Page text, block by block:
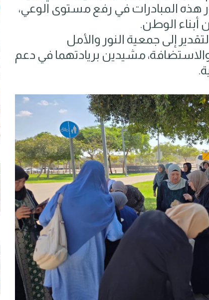
هذه المبادرات في رفع مستوى الوعي،
أبناء الوطن.
إلى جمعية النور والأمل
مشيدين بريادتهما في دعم